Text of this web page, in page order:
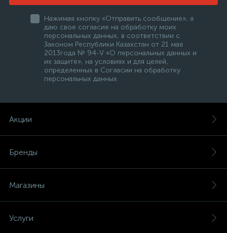
Нажимая кнопку «Отправить сообщение», я
даю свое согласие на обработку моих
персональных данных, в соответствии с
Законом Республики Казахстан от 21 мая
2013года № 94-V «О персональных данных и
их защите», на условиях и для целей,
определенных в Согласии на обработку
персональных данных
Акции
Бренды
Магазины
Услуги